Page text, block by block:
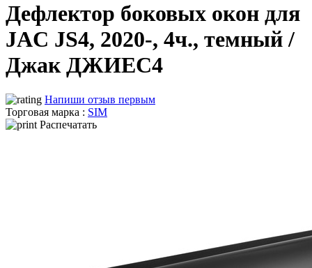
Дефлектор боковых окон для
JAC JS4, 2020-, 4ч., темный /
Джак ДЖИЕС4
Напиши отзыв первым
Торговая марка : SIM
Распечатать